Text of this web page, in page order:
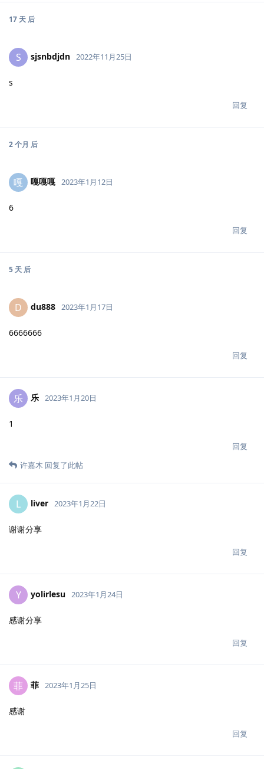
17 天 后
S sjsnbdjdn 2022年11月25日
s
回复
2 个月 后
嘎 嘎嘎嘎 2023年1月12日
6
回复
5 天 后
D du888 2023年1月17日
6666666
回复
乐 乐 2023年1月20日
1
回复
许嘉木 回复了此帖
L liver 2023年1月22日
谢谢分享
回复
Y yolirlesu 2023年1月24日
感谢分享
回复
菲 菲 2023年1月25日
感谢
回复